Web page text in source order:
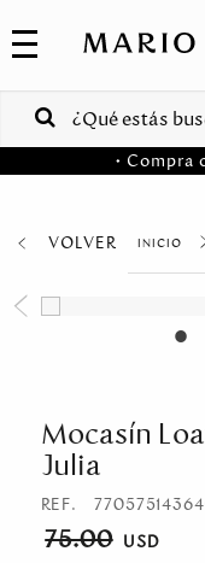
COLECCIONES
VENTAS
CORPORATIVAS
• Compra
VOLVER
Mocasín
Julia
REF.
75.00